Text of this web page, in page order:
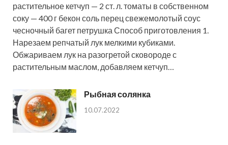
растительное кетчуп — 2 ст. л. томаты в собственном
соку — 400 г бекон соль перец свежемолотый соус
чесночный багет петрушка Способ приготовления 1.
Нарезаем репчатый лук мелкими кубиками.
Обжариваем лук на разогретой сковороде с
растительным маслом, добавляем кетчуп…
Рыбная солянка
10.07.2022